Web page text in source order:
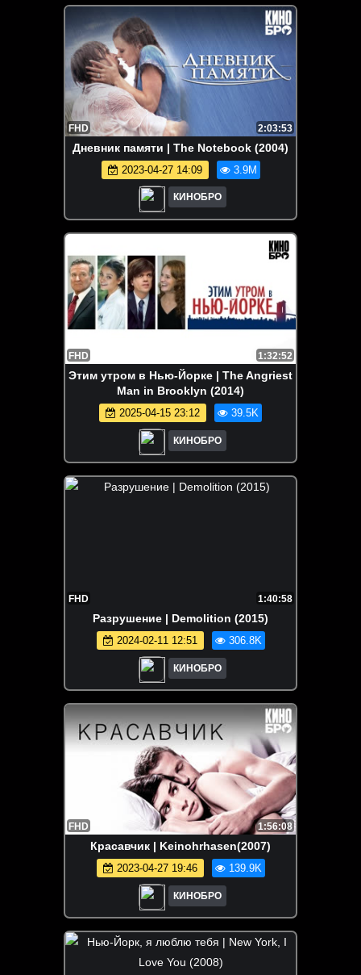
FHD 2:03:53
Дневник памяти | The Notebook (2004)
2023-04-27 14:09 3.9M
КИНОБРО
FHD 1:32:52
Этим утром в Нью-Йорке | The Angriest
Man in Brooklyn (2014)
2025-04-15 23:12 39.5K
КИНОБРО
FHD 1:40:58
Разрушение | Demolition (2015)
2024-02-11 12:51 306.8K
КИНОБРО
FHD 1:56:08
Красавчик | Keinohrhasen(2007)
2023-04-27 19:46 139.9K
КИНОБРО